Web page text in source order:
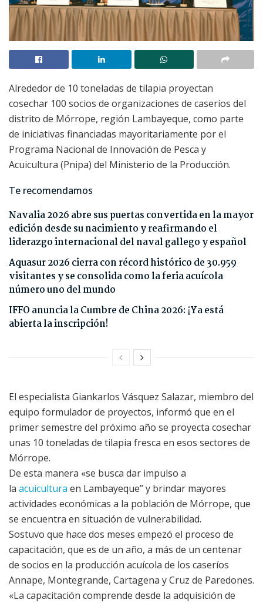
Alrededor de 10 toneladas de tilapia proyectan
cosechar 100 socios de organizaciones de caseríos del
distrito de Mórrope, región Lambayeque, como parte
de iniciativas financiadas mayoritariamente por el
Programa Nacional de Innovación de Pesca y
Acuicultura (Pnipa) del Ministerio de la Producción.
Te recomendamos
Navalia 2026 abre sus puertas convertida en la mayor
edición desde su nacimiento y reafirmando el
liderazgo internacional del naval gallego y español
Aquasur 2026 cierra con récord histórico de 30.959
visitantes y se consolida como la feria acuícola
número uno del mundo
IFFO anuncia la Cumbre de China 2026: ¡Ya está
abierta la inscripción!
El especialista Giankarlos Vásquez Salazar, miembro del
equipo formulador de proyectos, informó que en el
primer semestre del próximo año se proyecta cosechar
unas 10 toneladas de tilapia fresca en esos sectores de
Mórrope.
De esta manera «se busca dar impulso a
la acuicultura en Lambayeque” y brindar mayores
actividades económicas a la población de Mórrope, que
se encuentra en situación de vulnerabilidad.
Sostuvo que hace dos meses empezó el proceso de
capacitación, que es de un año, a más de un centenar
de socios en la producción acuícola de los caseríos
Annape, Montegrande, Cartagena y Cruz de Paredones.
«La capacitación comprende desde la adquisición de